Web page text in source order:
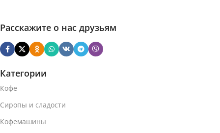
Расскажите о нас друзьям
Категории
Кофе
Сиропы и сладости
Кофемашины